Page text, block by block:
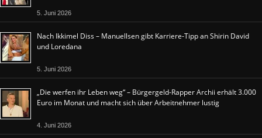
5. Juni 2026
Nach Ikkimel Diss – Manuellsen gibt Karriere-Tipp an Shirin David
und Loredana
5. Juni 2026
„Die werfen ihr Leben weg“ – Bürgergeld-Rapper Archii erhält 3.000
Euro im Monat und macht sich über Arbeitnehmer lustig
4. Juni 2026